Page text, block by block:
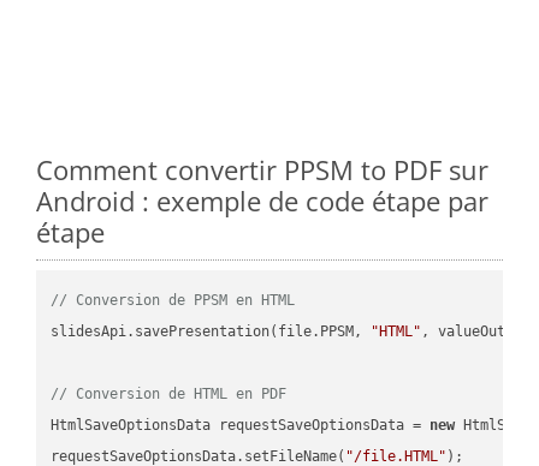
Comment convertir PPSM to PDF sur
Android : exemple de code étape par
étape
// Conversion de PPSM en HTML
slidesApi.savePresentation(file.PPSM,
"HTML" ,
// Conversion de HTML en PDF
HtmlSaveOptionsData requestSaveOptionsData = new
requestSaveOptionsData.setFileName( "/file.HTML" );